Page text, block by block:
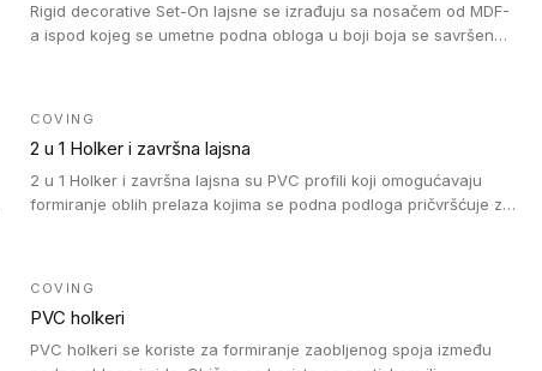
Rigid decorative Set-On lajsne se izrađuju sa nosačem od MDF-
a ispod kojeg se umetne podna obloga u boji boja se savršeno
COVING
2 u 1 Holker i završna lajsna
2 u 1 Holker i završna lajsna su PVC profili koji omogućavaju
formiranje oblih prelaza kojima se podna podloga pričvršćuje za
COVING
PVC holkeri
PVC holkeri se koriste za formiranje zaobljenog spoja između